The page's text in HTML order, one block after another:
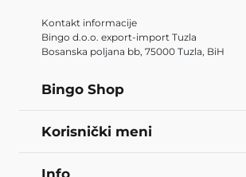
Kontakt informacije
Bingo d.o.o. export-import Tuzla
Bosanska poljana bb, 75000 Tuzla, BiH
Bingo Shop
Korisnički meni
Info